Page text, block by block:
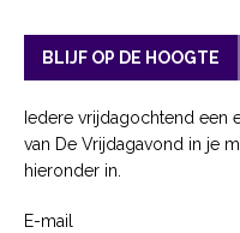
BLIJF OP DE HOOGTE
Iedere vrijdagochtend een
van De Vrijdagavond in je
hieronder in.
E-mail